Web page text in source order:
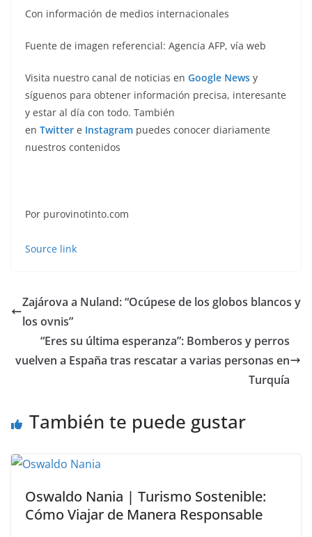
Con información de medios internacionales
Fuente de imagen referencial: Agencia AFP, vía web
Visita nuestro canal de noticias en Google News y
síguenos para obtener información precisa, interesante
y estar al día con todo. También
en Twitter e Instagram puedes conocer diariamente
nuestros contenidos
Por purovinotinto.com
Source link
Zajárova a Nuland: “Ocúpese de los globos blancos y
los ovnis”
“Eres su última esperanza”: Bomberos y perros
vuelven a España tras rescatar a varias personas en
Turquía
También te puede gustar
Oswaldo Nania | Turismo Sostenible:
Cómo Viajar de Manera Responsable